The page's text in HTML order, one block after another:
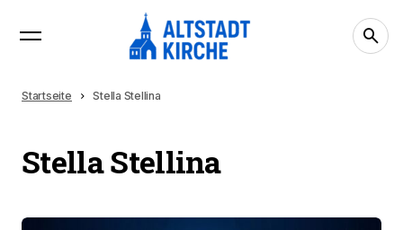
Startseite Stella Stellina
Stella Stellina